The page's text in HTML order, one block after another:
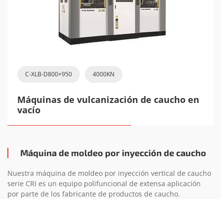
C-XLB-D800×950 4000KN
Máquinas de vulcanización de caucho en
vacío
Máquina de moldeo por inyección de caucho
Nuestra máquina de moldeo por inyección vertical de caucho
serie CRI es un equipo polifuncional de extensa aplicación
por parte de los fabricante de productos de caucho.